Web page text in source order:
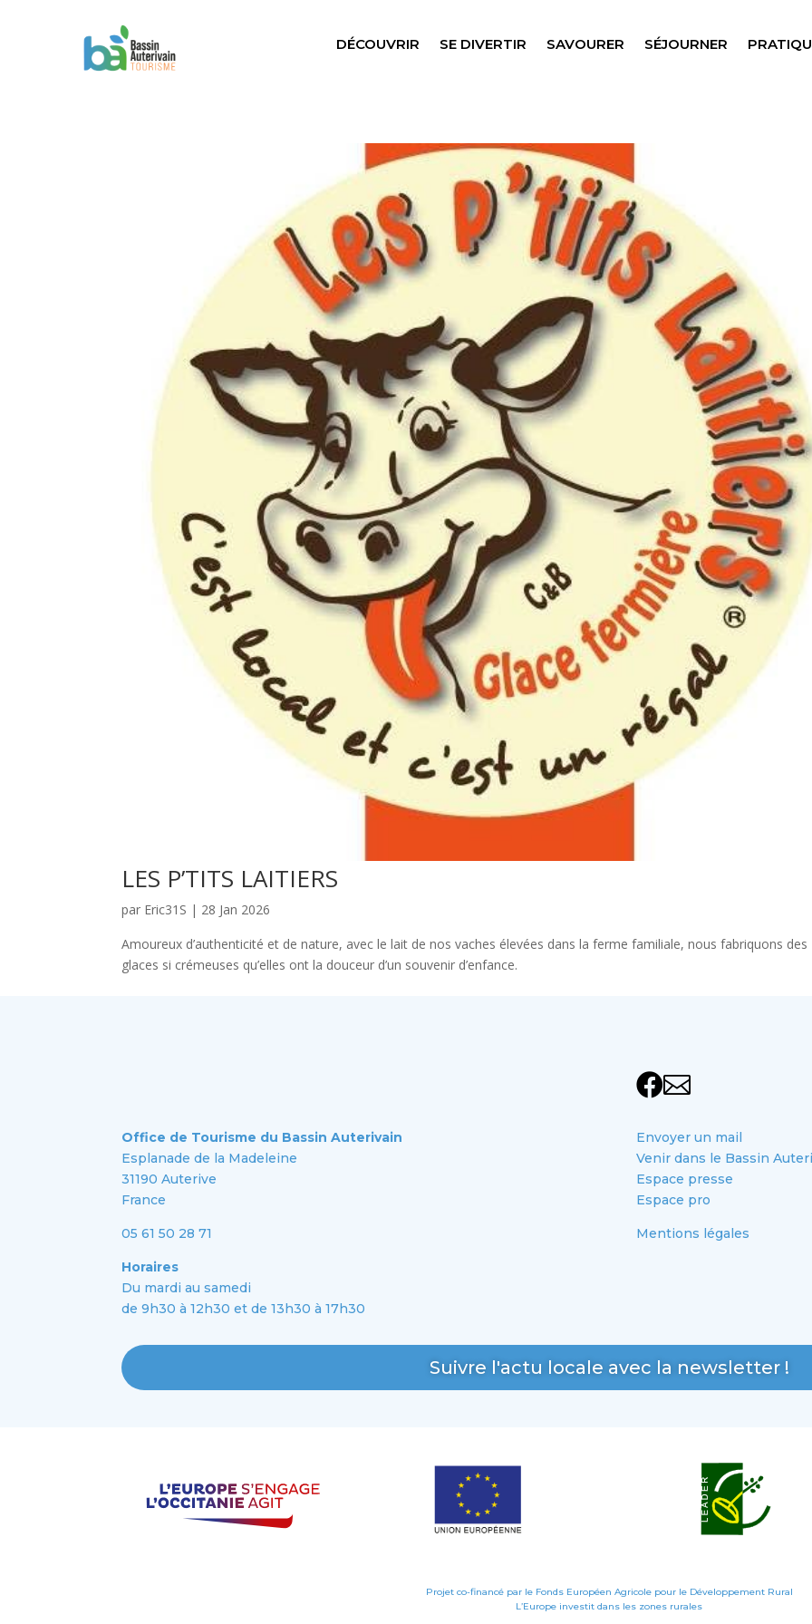
DÉCOUVRIR SE DIVERTIR SAVOURER SÉJOURNER
LES P’TITS LAITIERS
par Eric31S | 28 Jan 2026
Amoureux d’authenticité et de nature, avec le lait de nos vaches élevées dans la ferme familiale, nous fabriquons des
glaces si crémeuses qu’elles ont la douceur d’un souvenir d’enfance.

Office de Tourisme du Bassin Auterivain
Esplanade de la Madeleine
31190 Auterive
France
05 61 50 28 71
Horaires
Du mardi au samedi
de 9h30 à 12h30 et de 13h30 à 17h30
Envoyer un mail
Venir dans le Bassin
Espace presse
Espace pro
Mentions légales
Suivre l'actu locale avec la newsletter !
Projet co-financé par le Fonds Européen Agricole pour le Développement Rural
L’Europe investit dans les zones rurales